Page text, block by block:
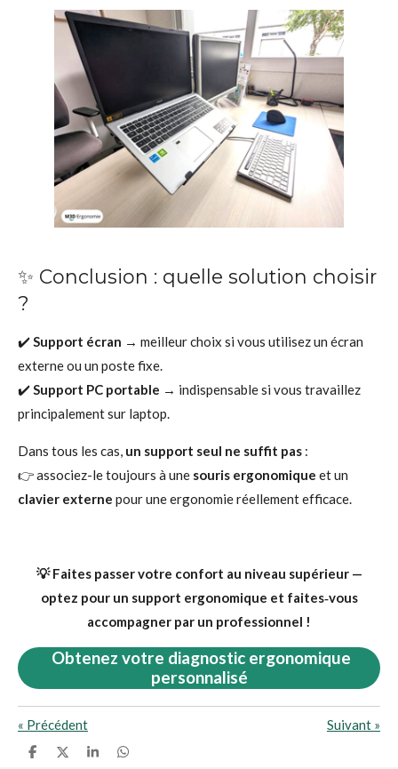
✨ Conclusion : quelle solution choisir
?
✔️Support écran → meilleur choix si vous utilisez un écran
externe ou un poste fixe.
✔️Support PC portable → indispensable si vous travaillez
principalement sur laptop.
Dans tous les cas, un support seul ne suffit pas :
👉 associez-le toujours à une souris ergonomique et un
clavier externe pour une ergonomie réellement efficace.
💡 Faites passer votre confort au niveau supérieur —
optez pour un support ergonomique et faites‑vous
accompagner par un professionnel !
Obtenez votre diagnostic ergonomique
personnalisé
« Précédent Suivant »
P
P
P
P